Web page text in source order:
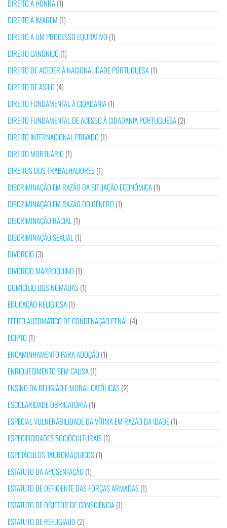
DIREITO À HONRA(1)
DIREITO À IMAGEM (1)
DIREITO A UM PROCESSO EQUITATIVO (1)
DIREITO CANÓNICO (1)
DIREITO DE ACEDER À NACIONALIDADE PORTUGUESA(1)
DIREITO DE ASILO (4)
DIREITO FUNDAMENTAL À CIDADANIA(1)
DIREITO FUNDAMENTAL DE ACESSO À CIDADANIA PORTUGUESA(2)
DIREITO INTERNACIONAL PRIVADO (1)
DIREITO MORTUÁRIO (1)
DIREITOS DOS TRABALHADORES(1)
DISCRIMINAÇÃO EM RAZÃO DA SITUAÇÃO ECONÓMICA(1)
DISCRIMINAÇÃO EM RAZÃO DO GÉNERO (1)
DISCRIMINAÇÃO RACIAL (1)
DISCRIMINAÇÃO SEXUAL (1)
DIVÓRCIO (3)
DIVÓRCIO MARROQUINO (1)
DOMICÍLIO DOS NÓMADAS(1)
EDUCAÇÃO RELIGIOSA(1)
EFEITO AUTOMÁTICO DE CONDENAÇÃO PENAL (4)
EGIPTO (1)
ENCAMINHAMENTO PARA ADOÇÃO (1)
ENRIQUECIMENTO SEM CAUSA(1)
ENSINO DA RELIGIÃO E MORAL CATÓLICAS(2)
ESCOLARIDADE OBRIGATÓRIA(1)
ESPECIAL VULNERABILIDADE DA VÍTIMA EM RAZÃO DA IDADE(1)
ESPECIFICIDADES SOCIOCULTURAIS(1)
ESPETÁCULOS TAUROMÁQUICOS(1)
ESTATUTO DA APOSENTAÇÃO (1)
ESTATUTO DE DEFICIENTE DAS FORÇAS ARMADAS(1)
ESTATUTO DE OBJETOR DE CONSCIÊNCIA(1)
ESTATUTO DE REFUGIADO (2)